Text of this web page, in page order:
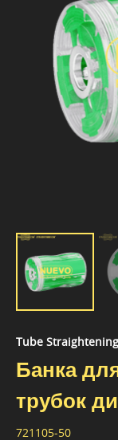
Tube
Банка
трубок
721105-50